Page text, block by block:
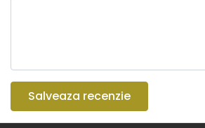
Salveaza recenzie